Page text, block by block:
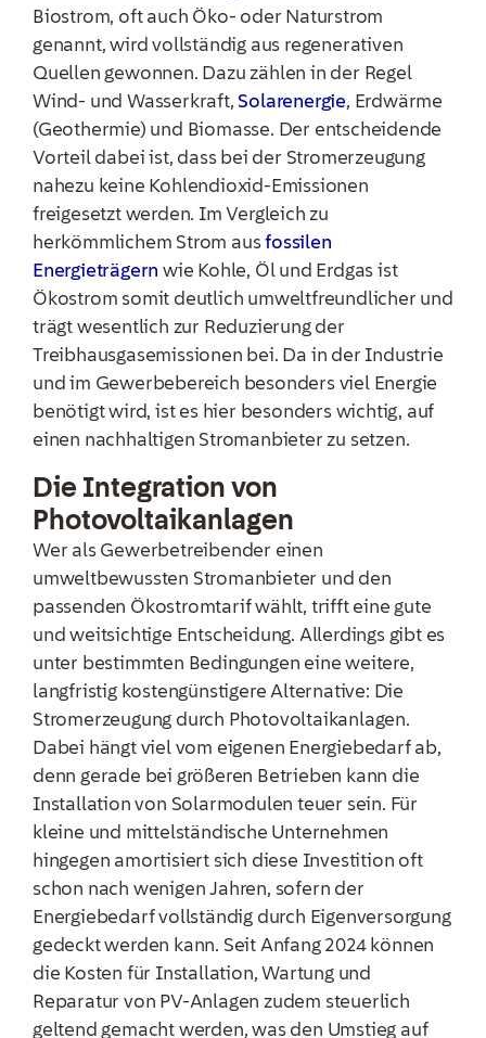
Biostrom, oft auch Öko- oder Naturstrom
genannt, wird vollständig aus regenerativen
Quellen gewonnen. Dazu zählen in der Regel
Wind- und Wasserkraft, Solarenergie, Erdwärme
(Geothermie) und Biomasse. Der entscheidende
Vorteil dabei ist, dass bei der Stromerzeugung
nahezu keine Kohlendioxid-Emissionen
freigesetzt werden. Im Vergleich zu
herkömmlichem Strom ausfossilen
Energieträgern wie Kohle, Öl und Erdgas ist
Ökostrom somit deutlich umweltfreundlicher und
trägt wesentlich zur Reduzierung der
Treibhausgasemissionen bei. Da in der Industrie
und im Gewerbebereich besonders viel Energie
benötigt wird, ist es hier besonders wichtig, auf
einen nachhaltigen Stromanbieter zu setzen.
Die Integration von
Photovoltaikanlagen
Wer als Gewerbetreibender einen
umweltbewussten Stromanbieter und den
passenden Ökostromtarif wählt, trifft eine gute
und weitsichtige Entscheidung. Allerdings gibt es
unter bestimmten Bedingungen eine weitere,
langfristig kostengünstigere Alternative: Die
Stromerzeugung durch Photovoltaikanlagen.
Dabei hängt viel vom eigenen Energiebedarf ab,
denn gerade bei größeren Betrieben kann die
Installation von Solarmodulen teuer sein. Für
kleine und mittelständische Unternehmen
hingegen amortisiert sich diese Investition oft
schon nach wenigen Jahren, sofern der
Energiebedarf vollständig durch Eigenversorgung
gedeckt werden kann. Seit Anfang 2024 können
die Kosten für Installation, Wartung und
Reparatur von PV-Anlagen zudem steuerlich
geltend gemacht werden, was den Umstieg auf